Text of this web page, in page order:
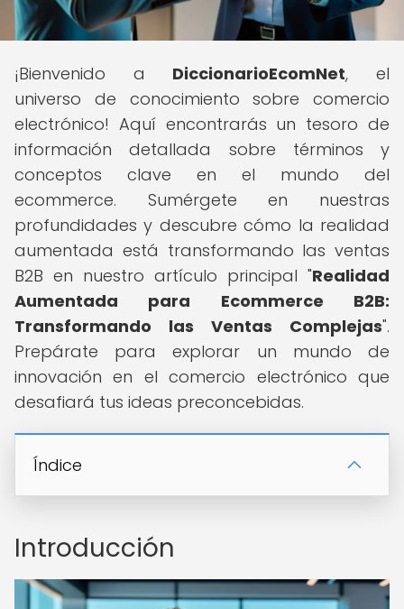
¡Bienvenido a DiccionarioEcomNet, el
universo de conocimiento sobre comercio
electrónico! Aquí encontrarás un tesoro de
información detallada sobre términos y
conceptos clave en el mundo del
ecommerce. Sumérgete en nuestras
profundidades y descubre cómo la realidad
aumentada está transformando las ventas
B2B en nuestro artículo principal "Realidad
Aumentada para Ecommerce B2B:
Transformando las Ventas Complejas".
Prepárate para explorar un mundo de
innovación en el comercio electrónico que
desafiará tus ideas preconcebidas.
Índice
Introducción